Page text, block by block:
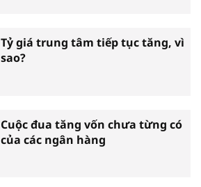
Tỷ giá trung tâm tiếp tục tăng, vì
sao?
Cuộc đua tăng vốn chưa từng có
của các ngân hàng